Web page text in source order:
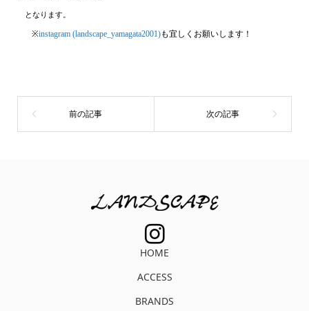
となります。
※instagram (landscape_yamagata2001)も宜しくお願いします！
HOME
ACCESS
BRANDS